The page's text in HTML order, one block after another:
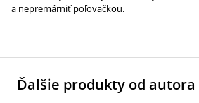
a nepremárniť poľovačkou.
Ďalšie produkty od autora